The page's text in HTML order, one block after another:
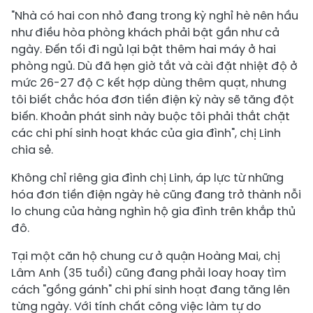
"Nhà có hai con nhỏ đang trong kỳ nghỉ hè nên hầu
như điều hòa phòng khách phải bật gần như cả
ngày. Đến tối đi ngủ lại bật thêm hai máy ở hai
phòng ngủ. Dù đã hẹn giờ tắt và cài đặt nhiệt độ ở
mức 26-27 độ C kết hợp dùng thêm quạt, nhưng
tôi biết chắc hóa đơn tiền điện kỳ này sẽ tăng đột
biến. Khoản phát sinh này buộc tôi phải thắt chặt
các chi phí sinh hoạt khác của gia đình", chị Linh
chia sẻ.
Không chỉ riêng gia đình chị Linh, áp lực từ những
hóa đơn tiền điện ngày hè cũng đang trở thành nỗi
lo chung của hàng nghìn hộ gia đình trên khắp thủ
đô.
Tại một căn hộ chung cư ở quận Hoàng Mai, chị
Lâm Anh (35 tuổi) cũng đang phải loay hoay tìm
cách "gồng gánh" chi phí sinh hoạt đang tăng lên
từng ngày. Với tính chất công việc làm tự do